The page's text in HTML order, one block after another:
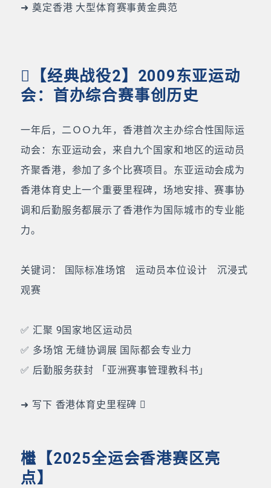
➜ 奠定香港 大型体育赛事黄金典范
【经典战役2】2009东亚运动
会：首办综合赛事创历史
一年后，二ＯＯ九年，香港首次主办综合性国际运
动会：东亚运动会，来自九个国家和地区的运动员
齐聚香港，参加了多个比赛项目。东亚运动会成为
香港体育史上一个重要里程碑，场地安排、赛事协
调和后勤服务都展示了香港作为国际城市的专业能
力。
关键词： 国际标准场馆 运动员本位设计 沉浸式
观赛
✅ 汇聚 9国家地区运动员
✅ 多场馆 无缝协调展 国际都会专业力
✅ 后勤服务获封 「亚洲赛事管理教科书」
➜ 写下 香港体育史里程碑 
檵【2025全运会香港赛区亮
点】